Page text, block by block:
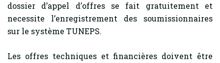
dossier d’appel d’offres se fait gratuitement et
necessite l’enregistrement des soumissionnaires
sur le système TUNEPS.
Les offres techniques et financières doivent être